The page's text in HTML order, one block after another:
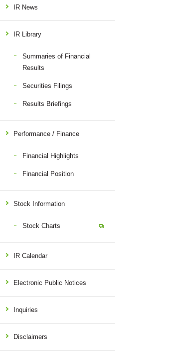
IR News
IR Library
Summaries of Financial
Results
Securities Filings
Results Briefings
Performance / Finance
Financial Highlights
Financial Position
Stock Information
Stock Charts
IR Calendar
Electronic Public Notices
Inquiries
Disclaimers